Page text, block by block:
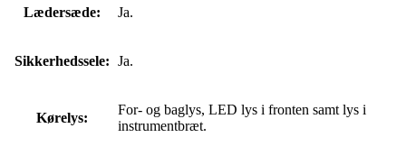
Lædersæde: Ja.
Sikkerhedssele: Ja.
Kørelys:
For- og baglys, LED lys i fronten samt lys i
instrumentbræt.